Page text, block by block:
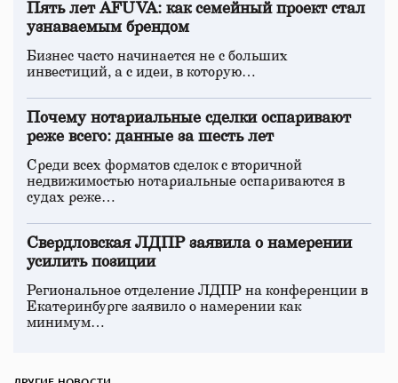
Пять лет AFUVA: как семейный проект стал
узнаваемым брендом
Бизнес часто начинается не с больших
инвестиций, а с идеи, в которую…
Почему нотариальные сделки оспаривают
реже всего: данные за шесть лет
Среди всех форматов сделок с вторичной
недвижимостью нотариальные оспариваются в
судах реже…
Свердловская ЛДПР заявила о намерении
усилить позиции
Региональное отделение ЛДПР на конференции в
Екатеринбурге заявило о намерении как
минимум…